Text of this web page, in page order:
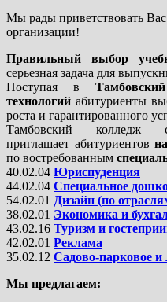
Мы рады приветствовать
организации!
Правильный выбор
серьезная задача для
Поступая в
технологий абитуриенты
роста и гарантированного
Тамбовский колледж
приглашает абитуриентов
по востребованным
40.02.04 Юриспуденция
44.02.04 Специальное
54.02.01 Дизайн (по
38.02.01 Экономика и
43.02.16 Туризм и
42.02.01 Реклама
35.02.12 Садово-парковое и
Мы предлагаем: